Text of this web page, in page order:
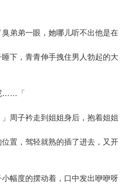
弟一眼，她哪儿听不出他是在
下，青青伸手拽住男人勃起的大
……「
子衿走到姐姐身后，抱着姐姐
置，驾轻就熟的插了进去，又开
度的摆动着，口中发出咿咿呀